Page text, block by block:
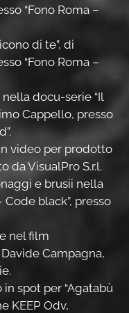
“Fono Roma –
di te”, di
“Fono Roma –
docu-serie “Il
Cappello, presso
video per prodotto
da VisualPro S.r.l.
e brusii nella
black”, presso
nel film
Davide Campagna,
spot per “Agatabù
KEEP Odv,